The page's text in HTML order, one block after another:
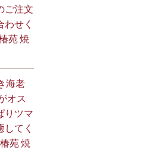
ご注文
せく
苑 焼
海老
オス
りツマ
してく
苑 焼